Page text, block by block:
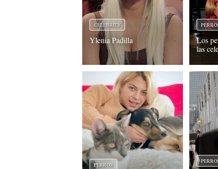
CELEBRITY
Ylenia Padilla
Los
las
PERROS